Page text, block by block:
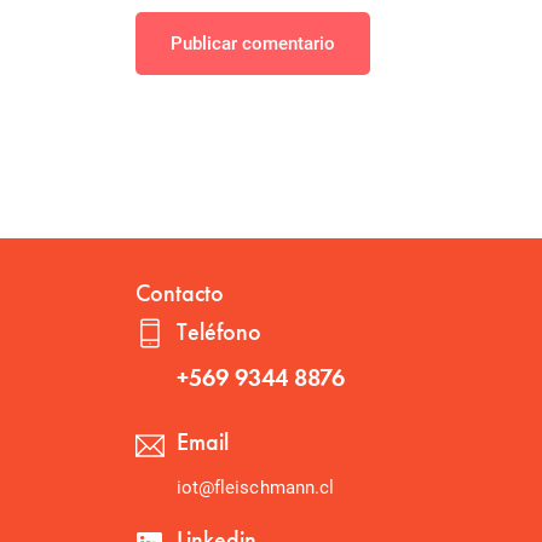
Publicar comentario
Contacto
Teléfono
+569 9344 8876
Email
iot@fleischmann.cl